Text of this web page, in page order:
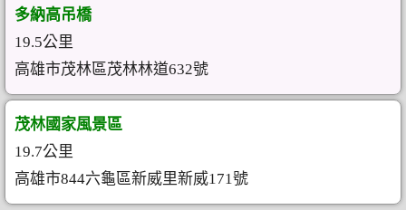
多納高吊橋
19.5公里
高雄市茂林區茂林林道632號
茂林國家風景區
19.7公里
高雄市844六龜區新威里新威171號